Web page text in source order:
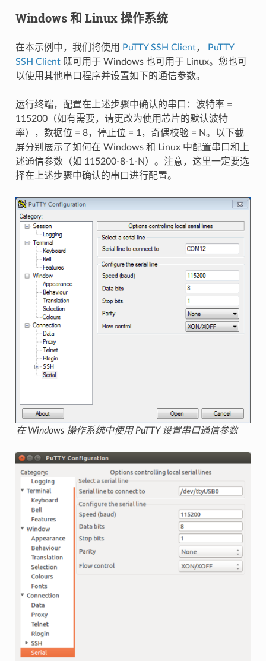
Windows 和 Linux 操作系统
在本示例中，我们将使用 PuTTY SSH Client，
PuTTY
SSH Client既可用于 Windows 也可用于 Linux。您也可
以使用其他串口程序并设置如下的通信参数。
运行终端，配置在上述步骤中确认的串口：波特率 =
115200（如有需要，请更改为使用芯片的默认波特
率），数据位 = 8，停止位 = 1，奇偶校验 = N。以下截
屏分别展示了如何在 Windows 和 Linux 中配置串口和上
述通信参数（如 115200-8-1-N）。注意，这里一定要选
择在上述步骤中确认的串口进行配置。
在 Windows 操作系统中使用 PuTTY 设置串口通信参数